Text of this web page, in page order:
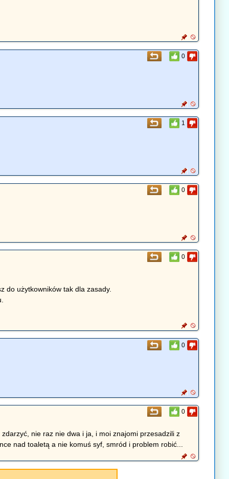
0
1
0
0
do użytkowników tak dla zasady.
0
0
nie raz nie dwa i ja, i moi znajomi przesadzili z
nad toaletą a nie komuś syf, smród i problem robić...